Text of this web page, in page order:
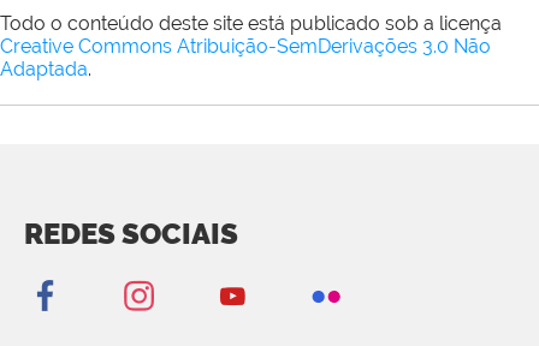
Todo o conteúdo deste site está publicado sob a licença
Creative Commons Atribuição-SemDerivações 3.0 Não
Adaptada.
REDES SOCIAIS